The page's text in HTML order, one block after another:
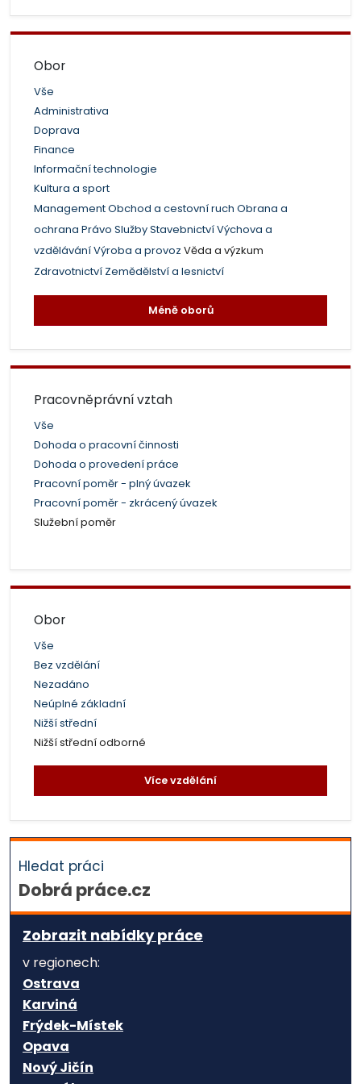
Obor
Vše
Administrativa
Doprava
Finance
Informační technologie
Kultura a sport
ManagementObchod a cestovní ruch Obrana a
ochrana Právo SlužbyStavebnictvíVýchova a
vzděláváníVýroba a provoz Věda a výzkum
Zdravotnictví Zemědělství a lesnictví
Méně oborů
Pracovněprávní vztah
Vše
Dohoda o pracovní činnosti
Dohoda o provedení práce
Pracovní poměr - plný úvazek
Pracovní poměr - zkrácený úvazek
Služební poměr
Obor
Vše
Bez vzdělání
Nezadáno
Neúplné základní
Nižší střední
Nižší střední odborné
Více vzdělání
Hledat práci
Dobrá práce.cz
Zobrazit nabídky práce
v regionech:
Ostrava
Karviná
Frýdek-Místek
Opava
Nový Jičín